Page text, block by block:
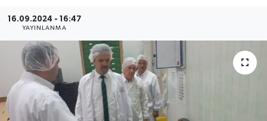
16.09.2024 - 16:47
YAYINLANMA
Gündem
Magazin
Sağlık
Siyaset
Son Dakika Haberleri
Haber Arşivi